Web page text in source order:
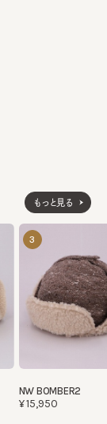
プレーや、帽子
イナーのお勧め
もっと見る
3
NW BOMBER2
¥15,950